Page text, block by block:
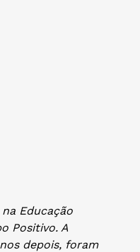
Educação
Positivo. A
depois, foram